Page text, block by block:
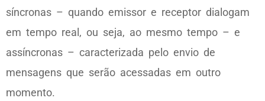
síncronas – quando emissor e receptor dialogam
em tempo real, ou seja, ao mesmo tempo – e
assíncronas – caracterizada pelo envio de
mensagens que serão acessadas em outro
momento.